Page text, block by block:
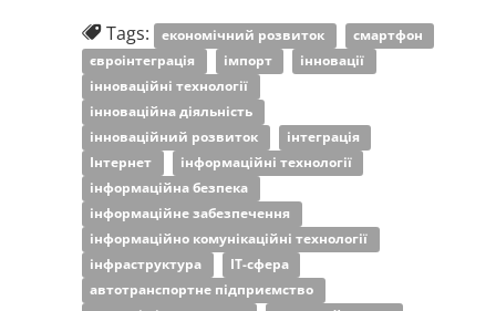
Tags: економічний розвиток
смартфон
євроінтеграція
імпорт
інновації
інноваційні технології
інноваційна діяльність
інноваційний розвиток
інтеграція
Інтернет
інформаційні технології
інформаційна безпека
інформаційне забезпечення
інформаційно комунікаційні технології
інфраструктура
ІТ-сфера
автотранспортне підприємство